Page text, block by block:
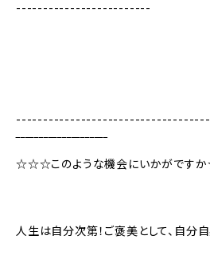
-------------------------
‾‾‾‾‾‾‾‾‾‾‾‾‾‾‾‾‾‾‾‾
☆☆☆このような機会にいかがです
人生は自分次第！ご褒美として、自分